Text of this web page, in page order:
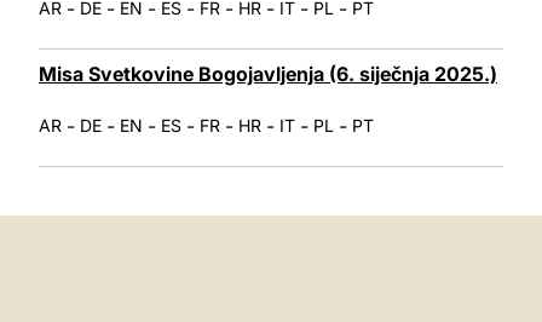
AR - DE - EN - ES - FR - HR - IT - PL - PT
Misa Svetkovine Bogojavljenja (6. siječnja 2025.)
AR - DE - EN - ES - FR - HR - IT - PL - PT